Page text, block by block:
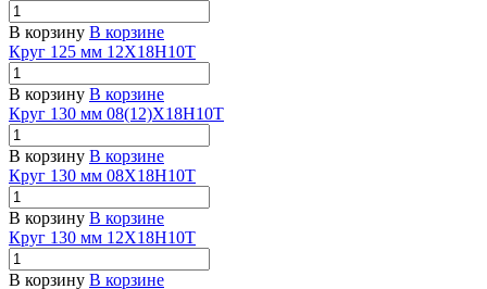
В корзину В корзине
Круг 125 мм 12Х18Н10Т
В корзину В корзине
Круг 130 мм 08(12)Х18Н10Т
В корзину В корзине
Круг 130 мм 08Х18Н10Т
В корзину В корзине
Круг 130 мм 12Х18Н10Т
В корзину В корзине